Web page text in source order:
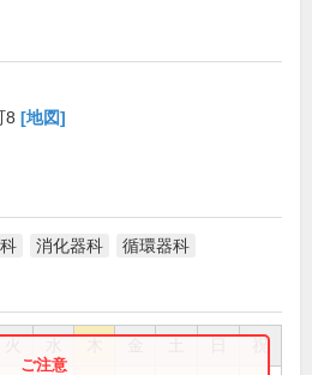
8 [地図]
消化器科 循環器科
祝